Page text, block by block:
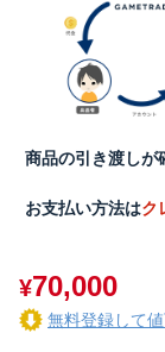
商品の引き渡しが
お支払い方法はク
¥70,000
無料登録して